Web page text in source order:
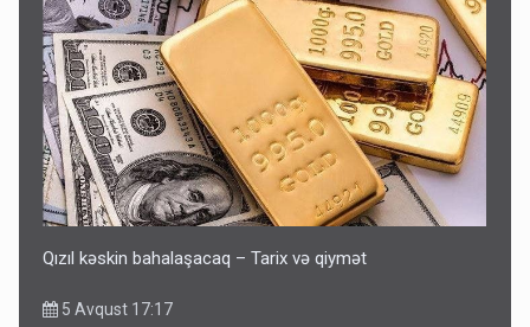
Qızıl kəskin bahalaşacaq – Tarix və qiymət
5 Avqust 17:17